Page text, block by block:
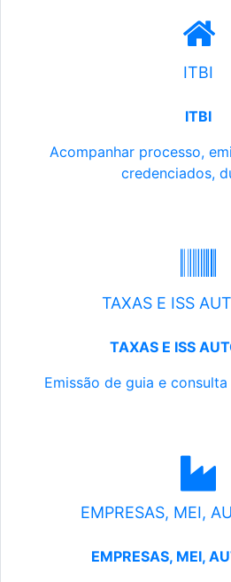
ITBI
ITBI
Acompanhar processo,
credenciados,
TAXAS E ISS
TAXAS E ISS
Emissão de guia e
EMPRESAS, MEI,
EMPRESAS, MEI,